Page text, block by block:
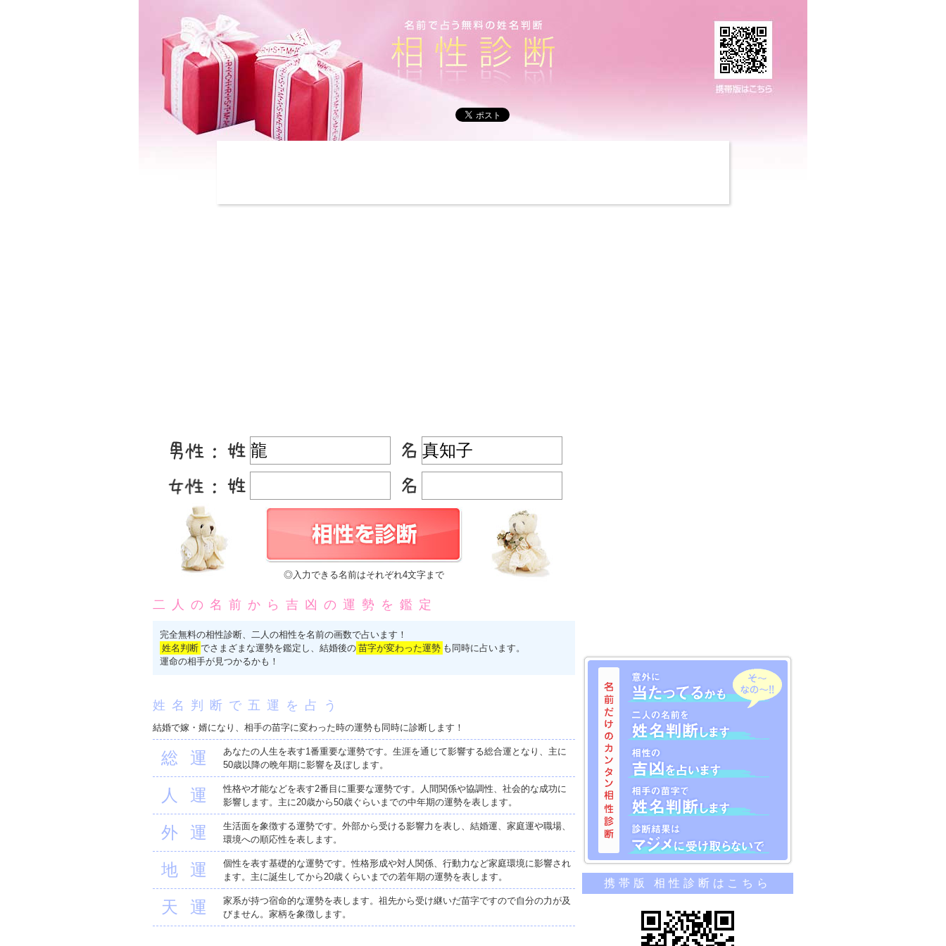
◎入力できる名前はそれぞれ4文字まで
二人の名前から吉凶の運勢を鑑定
完全無料の相性診断、二人の相性を名前の画数で占います！
姓名判断 でさまざまな運勢を鑑定し、結婚後の 苗字が変わった運勢 も同時に占います。
運命の相手が見つかるかも！
姓名判断で五運を占う
結婚で嫁・婿になり、相手の苗字に変わった時の運勢も同時に診断します！
総運
あなたの人生を表す1番重要な運勢です。生涯を通じて影響する総合運となり、主に
50歳以降の晩年期に影響を及ぼします。
人運
性格や才能などを表す2番目に重要な運勢です。人間関係や協調性、社会的な成功に
影響します。主に20歳から50歳ぐらいまでの中年期の運勢を表します。
外運
生活面を象徴する運勢です。外部から受ける影響力を表し、結婚運、家庭運や職場、
環境への順応性を表します。
地運
個性を表す基礎的な運勢です。性格形成や対人関係、行動力など家庭環境に影響され
ます。主に誕生してから20歳くらいまでの若年期の運勢を表します。
天運
家系が持つ宿命的な運勢を表します。祖先から受け継いだ苗字ですので自分の力が及
びません。家柄を象徴します。
名前だけのカンタン相性診断
意外に当たってるかも
二人の名前を姓名判断します
相性の吉凶を占います
相手の苗字で姓名判断します
携帯版 相性診断はこちら